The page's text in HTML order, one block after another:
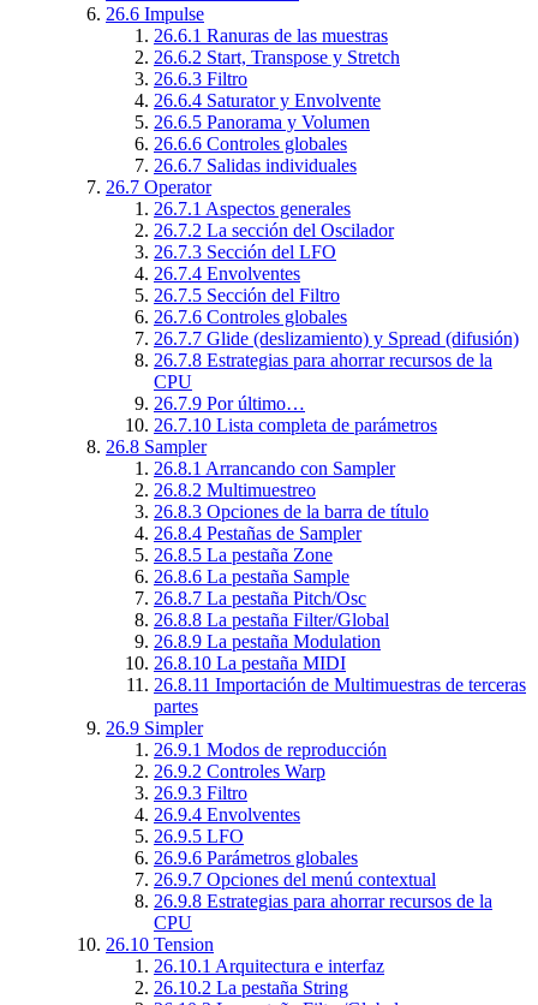
26.6 Impulse
26.6.1 Ranuras de las muestras
26.6.2 Start, Transpose y Stretch
26.6.3 Filtro
26.6.4 Saturator y Envolvente
26.6.5 Panorama y Volumen
26.6.6 Controles globales
26.6.7 Salidas individuales
26.7 Operator
26.7.1 Aspectos generales
26.7.2 La sección del Oscilador
26.7.3 Sección del LFO
26.7.4 Envolventes
26.7.5 Sección del Filtro
26.7.6 Controles globales
26.7.7 Glide (deslizamiento) y Spread (difusión)
26.7.8 Estrategias para ahorrar recursos de la
CPU
26.7.9 Por último…
26.7.10 Lista completa de parámetros
26.8 Sampler
26.8.1 Arrancando con Sampler
26.8.2 Multimuestreo
26.8.3 Opciones de la barra de título
26.8.4 Pestañas de Sampler
26.8.5 La pestaña Zone
26.8.6 La pestaña Sample
26.8.7 La pestaña Pitch/Osc
26.8.8 La pestaña Filter/Global
26.8.9 La pestaña Modulation
26.8.10 La pestaña MIDI
26.8.11 Importación de Multimuestras de terceras
partes
26.9 Simpler
26.9.1 Modos de reproducción
26.9.2 Controles Warp
26.9.3 Filtro
26.9.4 Envolventes
26.9.5 LFO
26.9.6 Parámetros globales
26.9.7 Opciones del menú contextual
26.9.8 Estrategias para ahorrar recursos de la
CPU
26.10 Tension
26.10.1 Arquitectura e interfaz
26.10.2 La pestaña String